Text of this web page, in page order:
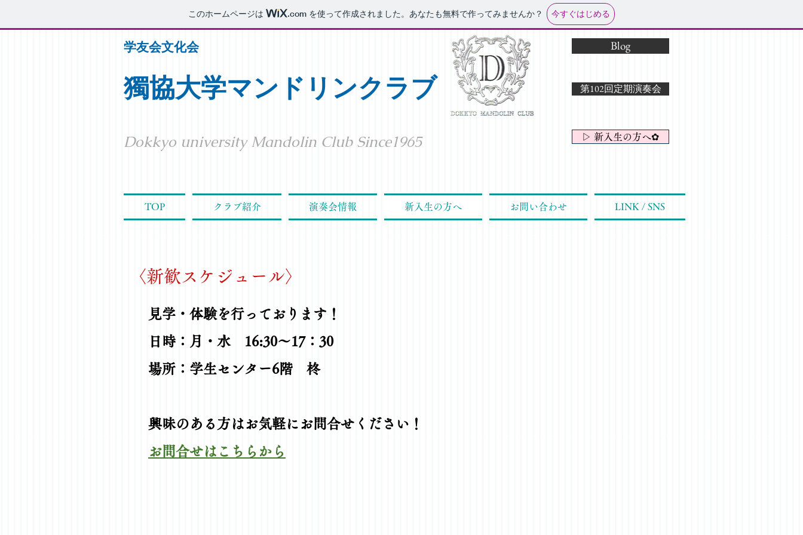
このホームページは .com を使って作成されました。あなたも無料で作ってみませんか？ 今すぐはじめる
獨協大学マンドリンクラブ
学友会文化会
Dokkyo university Mandolin Club Since1965
Blog
第102回定期演奏会
▷ 新入生の方へ✿
TOP クラブ紹介 演奏会情報 新入生の方へ お問い合わせ LINK / SNS
〈新歓スケジュール〉
見学・体験を行っております！
​日時：月・水 16:30～17：30
​場所：学生センター6階 柊
​興味のある方はお気軽にお問合せください！
お問合せはこちらから